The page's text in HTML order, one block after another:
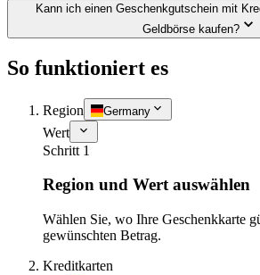
Kann ich einen Geschenkgutschein mit
Geldbörse kaufen?
So funktioniert es
Region Germany
Wert
Schritt 1
Region und Wert auswählen
Wählen Sie, wo Ihre Geschenkkarte
gewünschten Betrag.
Kreditkarten